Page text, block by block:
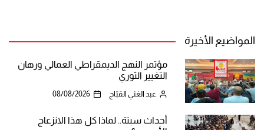
المواضيع الأخيرة
مؤتمر النهج الديمقراطي العمالي ورهان
التغيير الثوري
عبد الغني القبّاج 08/08/2026
أحداث سبتة.. لماذا كل هذا الانزعاج